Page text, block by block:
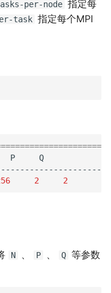
per-node 指定每
task 指定每个MPI
P
Q
2 2
N 、 P 、 Q 等参数